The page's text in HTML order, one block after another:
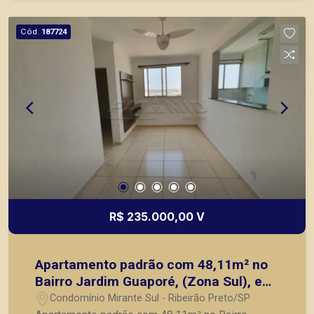
Cód. 187724
R$ 235.000,00 V
Apartamento padrão com 48,11m² no
Bairro Jardim Guaporé, (Zona Sul), em
Ribeirão Preto SP.
Condomínio Mirante Sul - Ribeirão Preto/SP